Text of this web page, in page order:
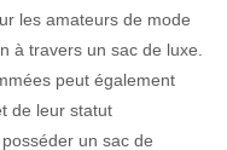
les amateurs de mode
à travers un sac de luxe.
peut également
de leur statut
un sac de